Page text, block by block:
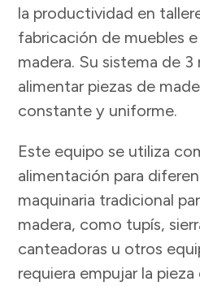
la productividad en
fabricación de muebles
madera. Su sistema de
alimentar piezas de
constante y uniforme.
Este equipo se utiliza
alimentación para
maquinaria tradicional
madera, como tupís,
canteadoras u otros
requiera empujar la